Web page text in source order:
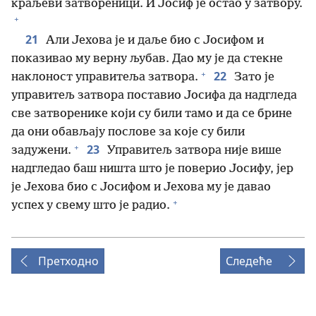
краљеви затвореници. И Јосиф је остао у затвору.
+
21
Али Јехова је и даље био с Јосифом и
показивао му верну љубав. Дао му је да стекне
наклоност управитеља затвора. + 22 Зато је
управитељ затвора поставио Јосифа да надгледа
све затворенике који су били тамо и да се брине
да они обављају послове за које су били
задужени. + 23
Управитељ затвора није више
надгледао баш ништа што је поверио Јосифу, јер
је Јехова био с Јосифом и Јехова му је давао
успех у свему што је радио. +
Претходно Следеће